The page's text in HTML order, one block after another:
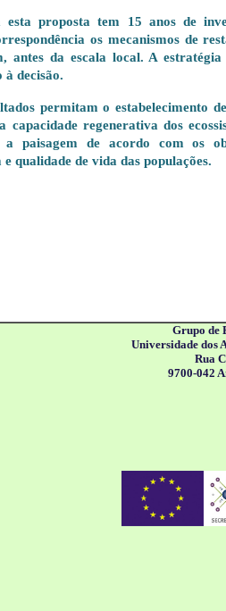
proposta tem 15 anos de
os mecanismos de
antes da escala local. A
à decisão.
permitam o
capacidade regenerativa dos
paisagem de acordo com os
qualidade de vida das populações.
Grupo de
Universidade dos
Rua
9700-042